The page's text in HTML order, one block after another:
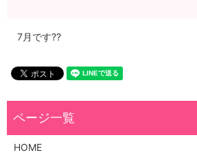
7月です??
HOME